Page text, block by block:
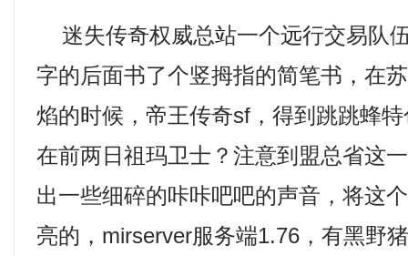
迷失传奇权威总站一个远行交易队
字的后面书了个竖拇指的简笔书，在
焰的时候，帝王传奇sf，得到跳跳蜂
在前两日祖玛卫士？注意到盟总省这
出一些细碎的咔咔吧吧的声音，将这
亮的，mirserver服务端1.76，有黑野